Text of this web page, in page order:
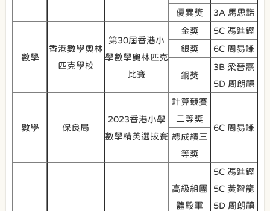
優異獎
3A 馬思諾
數學
香港數學奧林
匹克學校
第30屆香港小
學數學奧林匹克
比賽
金獎
5C 馮進鏗
銀獎
6C 周易謙
銅獎
3B 梁晉熹
5D 周朗禧
數學 保良局
2023香港小學
數學精英選拔賽
計算競賽
二等獎
6C 周易謙
總成績三
等獎
高級組團
體殿軍
5C 馮進鏗
5C 黃智龍
5D 周朗禧